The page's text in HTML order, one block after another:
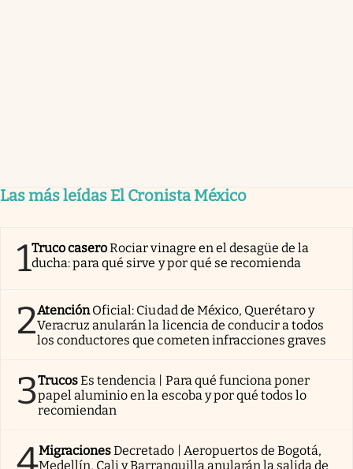
Las más leídas El Cronista México
1Truco caseroRociar vinagre en el desagüe de la
ducha: para qué sirve y por qué se recomienda
2AtenciónOficial: Ciudad de México, Querétaro y
Veracruz anularán la licencia de conducir a todos
los conductores que cometen infracciones graves
3TrucosEs tendencia | Para qué funciona poner
papel aluminio en la escoba y por qué todos lo
recomiendan
MigracionesDecretado | Aeropuertos de Bogotá,
Medellín, Cali y Barranquilla anularán la salida de